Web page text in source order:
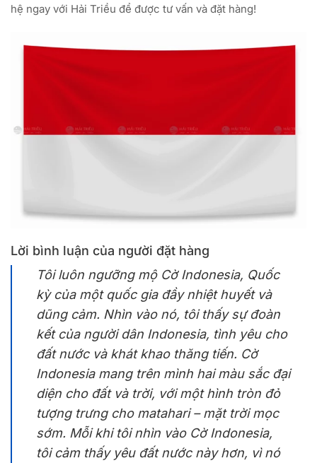
hệ ngay với Hải Triều để được tư vấn và đặt hàng!
Lời bình luận của người đặt hàng
Tôi luôn ngưỡng mộ Cờ Indonesia, Quốc
kỳ của một quốc gia đầy nhiệt huyết và
dũng cảm. Nhìn vào nó, tôi thấy sự đoàn
kết của người dân Indonesia, tình yêu cho
đất nước và khát khao thăng tiến. Cờ
Indonesia mang trên mình hai màu sắc đại
diện cho đất và trời, với một hình tròn đỏ
tượng trưng cho matahari – mặt trời mọc
sớm. Mỗi khi tôi nhìn vào Cờ Indonesia,
tôi cảm thấy yêu đất nước này hơn, vì nó